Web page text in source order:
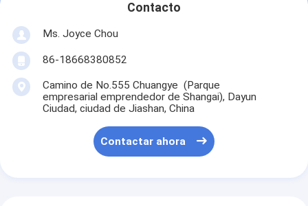
Contacto
Ms. Joyce Chou
86-18668380852
Camino de No.555 Chuangye (Parque
empresarial emprendedor de Shangai), Dayun
Ciudad, ciudad de Jiashan, China
Contactar ahora